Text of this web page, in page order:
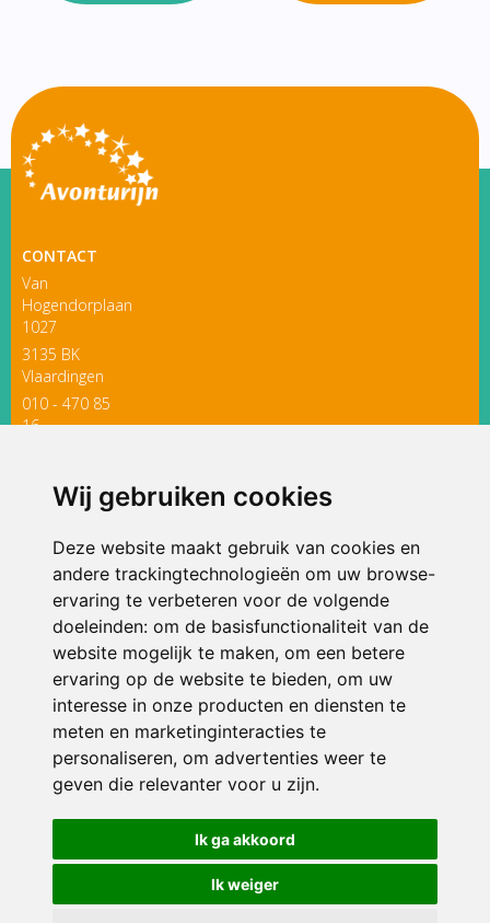
Wij gebruiken cookies
Deze website maakt gebruik van cookies en
andere trackingtechnologieën om uw browse-
ervaring te verbeteren voor de volgende
doeleinden: om de basisfunctionaliteit van de
website mogelijk te maken, om een betere
ervaring op de website te bieden, om uw
interesse in onze producten en diensten te
meten en marketinginteracties te
personaliseren, om advertenties weer te
geven die relevanter voor u zijn.
Ik ga akkoord
Ik weiger
CONTACT
Van
Hogendorplaan
1027
3135 BK
Vlaardingen
010 - 470 85
16
ONDERDEEL VAN
© 2026 Avonturijn | Alle rechten voorbehouden
Privacy policy|Disclaimer| Klachtenregeling|RSIN en Anbi
voorkeuren
Crealisatie The MindOffice